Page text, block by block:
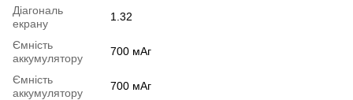
Діагональ
екрану
1.32
Ємність
аккумулятору
700 мАг
Ємність
аккумулятору
700 мАг